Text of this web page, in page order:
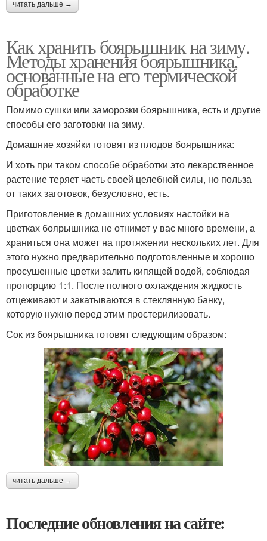
читать дальше →
Как хранить боярышник на зиму.
Методы хранения боярышника,
основанные на его термической
обработке
Помимо сушки или заморозки боярышника, есть и другие
способы его заготовки на зиму.
Домашние хозяйки готовят из плодов боярышника:
И хоть при таком способе обработки это лекарственное
растение теряет часть своей целебной силы, но польза
от таких заготовок, безусловно, есть.
Приготовление в домашних условиях настойки на
цветках боярышника не отнимет у вас много времени, а
храниться она может на протяжении нескольких лет. Для
этого нужно предварительно подготовленные и хорошо
просушенные цветки залить кипящей водой, соблюдая
пропорцию 1:1. После полного охлаждения жидкость
отцеживают и закатываются в стеклянную банку,
которую нужно перед этим простерилизовать.
Сок из боярышника готовят следующим образом:
читать дальше →
Последние обновления на сайте: